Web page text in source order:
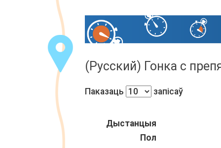
CONTENT
17,2015
(Русский) Гонка с
Паказаць запісаў
Дыстанцыя
Пол